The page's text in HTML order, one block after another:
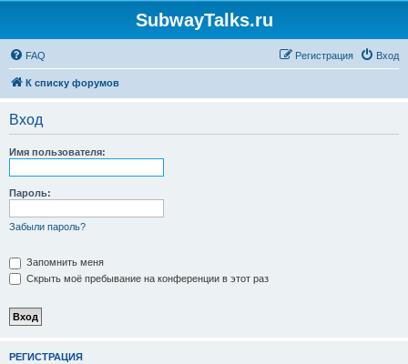
SubwayTalks.ru
FAQ Вход
Регистрация
К списку форумов
Вход
Имя пользователя:
Пароль:
Забыли пароль?
Запомнить меня
Скрыть моё пребывание на конференции в этот раз
РЕГИСТРАЦИЯ